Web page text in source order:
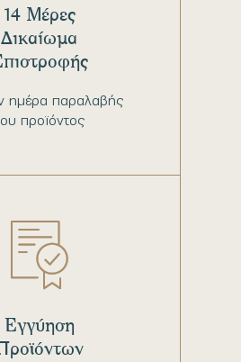
ημέρα παραλαβής
προϊόντος
14 Μέρες
Δικαίωμα
Εγγύηση